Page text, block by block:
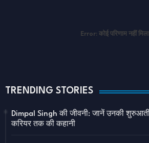
Error: कोई परिणाम नहीं मिला
TRENDING STORIES
Dimpal Singh की जीवनी: जानें उनकी
करियर तक की कहानी